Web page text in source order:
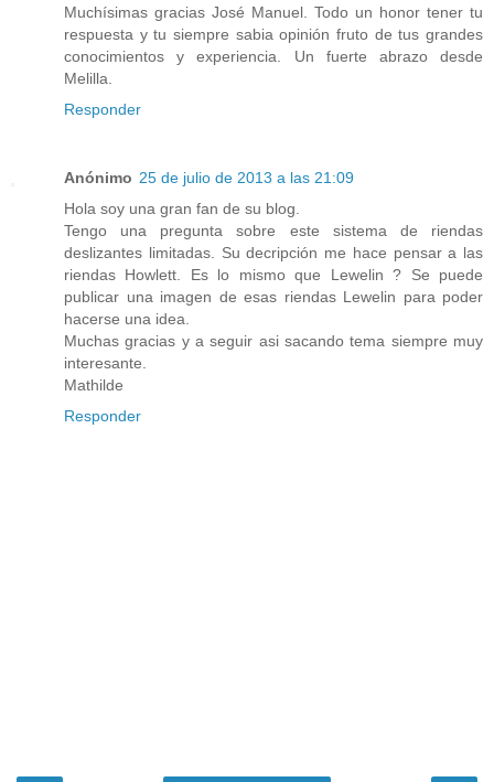
Muchísimas gracias José Manuel. Todo un honor tener tu
respuesta y tu siempre sabia opinión fruto de tus grandes
conocimientos y experiencia. Un fuerte abrazo desde
Melilla.
Responder
Anónimo 25 de julio de 2013 a las 21:09
Hola soy una gran fan de su blog.
Tengo una pregunta sobre este sistema de riendas
deslizantes limitadas. Su decripción me hace pensar a las
riendas Howlett. Es lo mismo que Lewelin ? Se puede
publicar una imagen de esas riendas Lewelin para poder
hacerse una idea.
Muchas gracias y a seguir asi sacando tema siempre muy
interesante.
Mathilde
Responder